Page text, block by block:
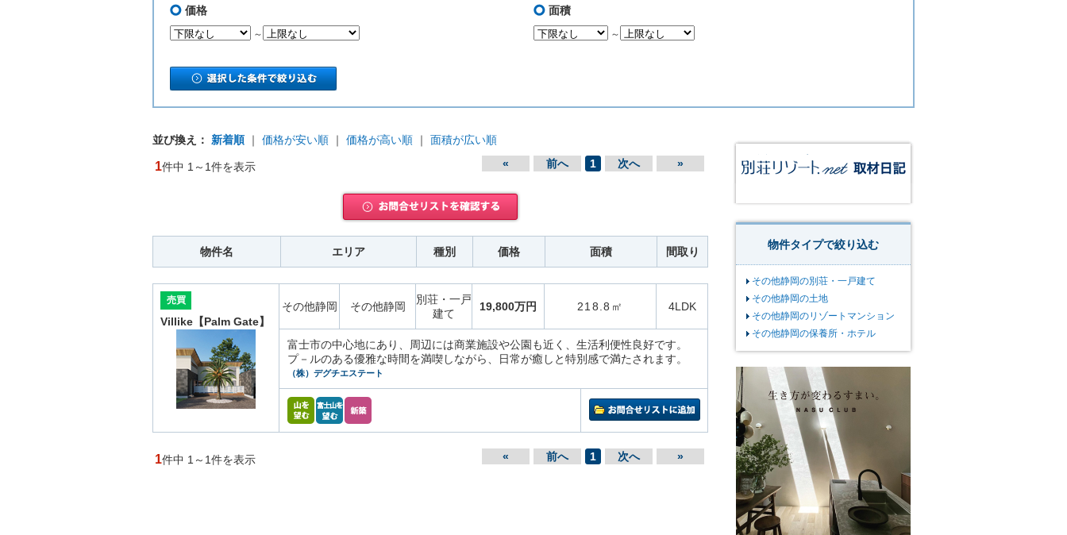
価格
～
面積
～
並び換え： 新着順 ｜ 価格が安い順 ｜ 価格が高い順 ｜ 面積が広い順
1件中 1～1件を表示 « 前へ 1 次へ »
物件名 エリア 種別 価格 面積 間取り
売買
Villike【Palm Gate】
その他静岡 その他静岡
別荘・一戸
建て
19,800万円 218.8㎡ 4LDK
富士市の中心地にあり、周辺には商業施設や公園も近く、生活利便性良好です。
プ－ルのある優雅な時間を満喫しながら、日常が癒しと特別感で満たされます。
（株）デグチエステート
1件中 1～1件を表示 « 前へ 1 次へ »
物件タイプで絞り込む
その他静岡の別荘・一戸建て
その他静岡の土地
その他静岡のリゾートマンション
その他静岡の保養所・ホテル